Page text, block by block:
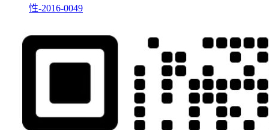
性-2016-0049